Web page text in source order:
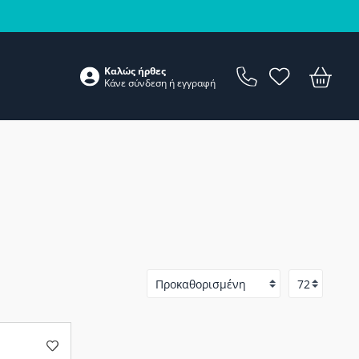
Καλώς ήρθες
Κάνεσύνδεση ήεγγραφή